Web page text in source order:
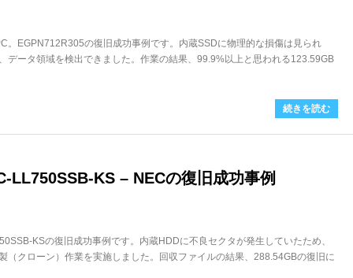
。EGPN712R305の復旧成功事例です。内蔵SSDに物理的な損傷は見られ
データ領域を検出できました。作業の結果、99.9%以上と思われる123.59GB
続きを読む
LL750SSB-KS – NECの復旧成功事例
KSの復旧成功事例です。内蔵HDDに不良セクタが発生していたため、
（クローン）作業を実施しました。回収ファイルの結果、288.54GBの復旧に